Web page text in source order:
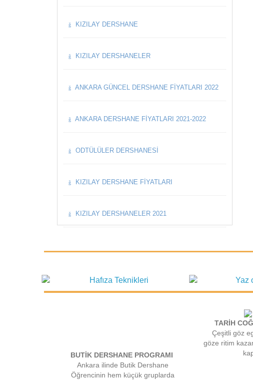
KIZILAY DERSHANE
KIZILAY DERSHANELER
ANKARA GÜNCEL DERSHANE FIYATLARI 2022
ANKARA DERSHANE FIYATLARI 2021-2022
ODTÜLÜLER DERSHANESI
KIZILAY DERSHANE FIYATLARI
KIZILAY DERSHANELER 2021
BUTİK DERSHANE PROGRAMI
Ankara ilinde Butik Dershane
Öğrencinin hem küçük gruplarda
TARİH
Çeşitli göz
göze ritim